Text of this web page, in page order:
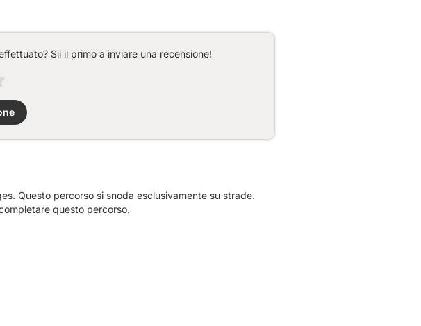
Sii il primo a inviare una recensione!
Questo percorso si snoda esclusivamente su strade.
questo percorso.